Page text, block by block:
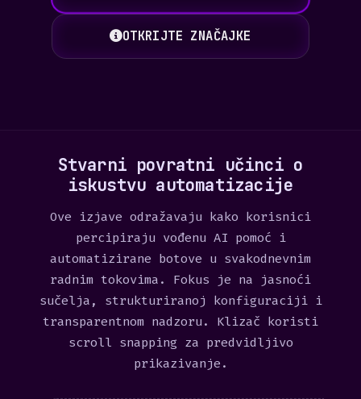
OTKRIJTE ZNAČAJKE
Stvarni povratni učinci o
iskustvu automatizacije
Ove izjave odražavaju kako korisnici
percipiraju vođenu AI pomoć i
automatizirane botove u svakodnevnim
radnim tokovima. Fokus je na jasnoći
sučelja, strukturiranoj konfiguraciji i
transparentnom nadzoru. Klizač koristi
scroll snapping za predvidljivo
prikazivanje.